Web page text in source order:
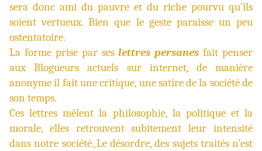
sera donc ami du pauvre et du riche pourvu qu’ils
soient vertueux. Bien que le geste paraisse un peu
ostentatoire.
La forme prise par ses lettres persanesfait penser
aux Blogueurs actuels sur internet, de manière
anonyme il fait une critique, une satire de la société de
son temps.
Ces lettres mêlent la philosophie, la politique et la
morale, elles retrouvent subitement leur intensité
dans notre société. Le désordre, des sujets traités n’est